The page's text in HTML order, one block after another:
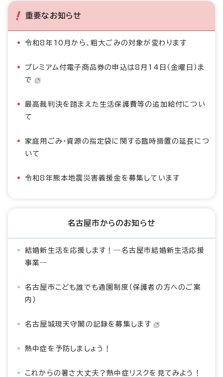
重要なお知らせ
令和8年10月から、粗大ごみの対象が変わります
プレミアム付電子商品券の申込は8月14日（金曜日）ま
で
最高裁判決を踏まえた生活保護費等の追加給付につい
て
家庭用ごみ・資源の指定袋に関する臨時措置の延長につ
いて
令和8年熊本地震災害義援金を募集しています
名古屋市からのお知らせ
結婚新生活を応援します！―名古屋市結婚新生活応援
事業―
名古屋市こども誰でも通園制度（保護者の方へのご案
内）
名古屋城現天守閣の記録を募集します
熱中症を予防しましょう！
これからの暑さ大丈夫？熱中症リスクを見てみよう！